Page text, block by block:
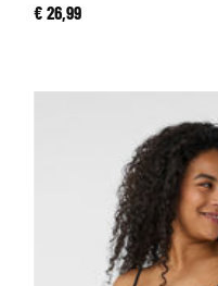
€ 26,99